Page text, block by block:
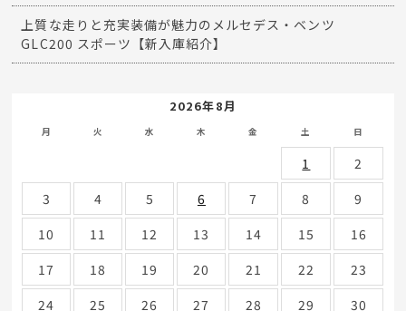
上質な走りと充実装備が魅力のメルセデス・ベンツ
GLC200 スポーツ【新入庫紹介】
2026年8月
月 火 水 木 金 土 日
1
2
3
4 5 6 7 8
9
10
11 12 13 14 15
16
17
18 19 20 21 22
23
24
25 26 27 28 29 30